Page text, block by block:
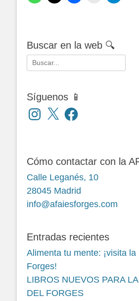
Buscar en la web 🔍
Buscar:
Síguenos 📱
Instagram
X Facebook
Cómo contactar con la
Calle Leganés, 10
28045 Madrid
info@afaiesforges.com
Entradas recientes
Alimenta tu mente: ¡visita la
Forges!
LIBROS NUEVOS PARA
DEL FORGES